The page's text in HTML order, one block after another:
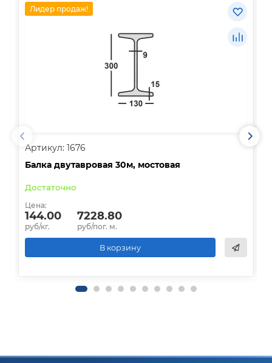
Лидер продаж!
Артикул: 1676
Балка двутавровая 30м, мостовая
Достаточно
Цена:
144.00
руб/кг.
7228.80
руб/пог. м.
В корзину